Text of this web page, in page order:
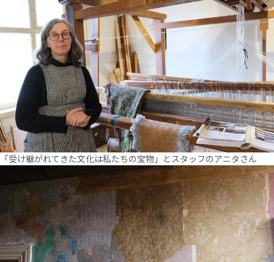
「受け継がれてきた文化は私たちの宝物」とスタッフのアニタさん